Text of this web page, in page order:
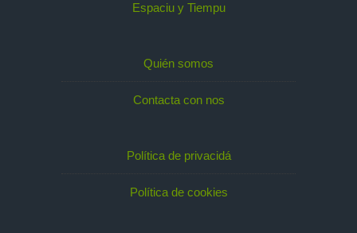
Espaciu y Tiempu
Quién somos
Contacta con nos
Política de privacidá
Política de cookies